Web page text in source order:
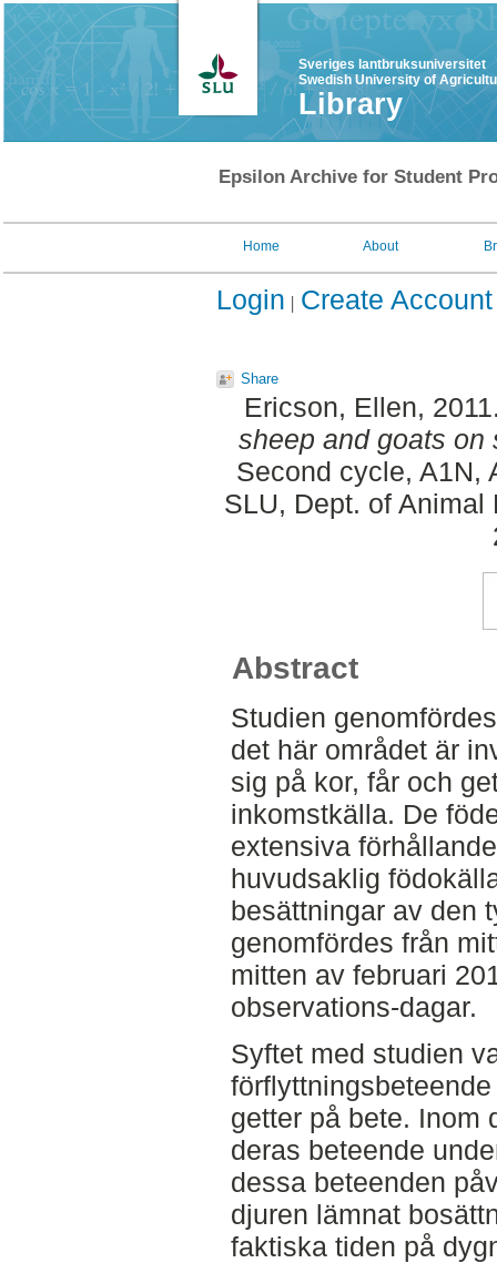
Sveriges lantbruksuniversitet
Swedish University of
Library
Epsilon Archive for Student
Home About
Login Create Account
Share
Ericson, Ellen,
sheep and goats on
Second cycle, A1N,
SLU, Dept. of
Abstract
Studien
det här området är
sig på kor, får och
inkomstkälla. De
extensiva
huvudsaklig
besättningar av den
genomfördes från
mitten av februari
observations-dagar.
Syftet med studien
getter på bete. Inom
deras beteende
dessa beteenden
djuren lämnat
faktiska tiden på